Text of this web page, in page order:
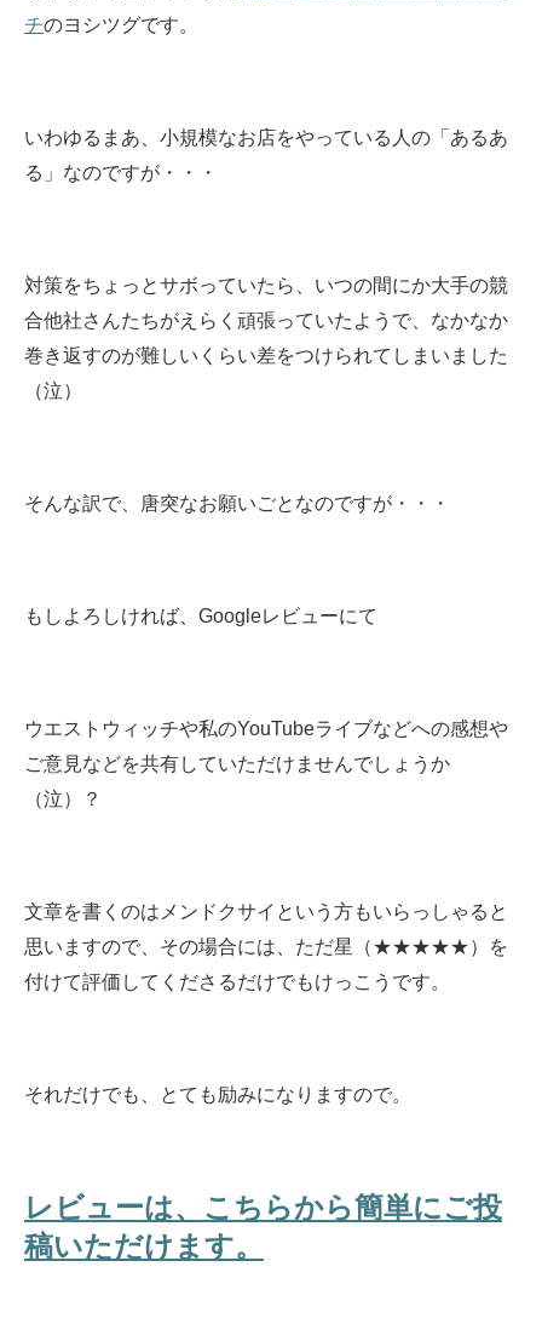
チのヨシツグです。
いわゆるまあ、小規模なお店をやっている人の「あるあ
る」なのですが・・・
対策をちょっとサボっていたら、いつの間にか大手の競
合他社さんたちがえらく頑張っていたようで、なかなか
巻き返すのが難しいくらい差をつけられてしまいました
（泣）
そんな訳で、唐突なお願いごとなのですが・・・
もしよろしければ、Googleレビューにて
ウエストウィッチや私のYouTubeライブなどへの感想や
ご意見などを共有していただけませんでしょうか
（泣）？
文章を書くのはメンドクサイという方もいらっしゃると
思いますので、その場合には、ただ星（★★★★★）を
付けて評価してくださるだけでもけっこうです。
それだけでも、とても励みになりますので。
レビューは、こちらから簡単にご投
稿いただけます。